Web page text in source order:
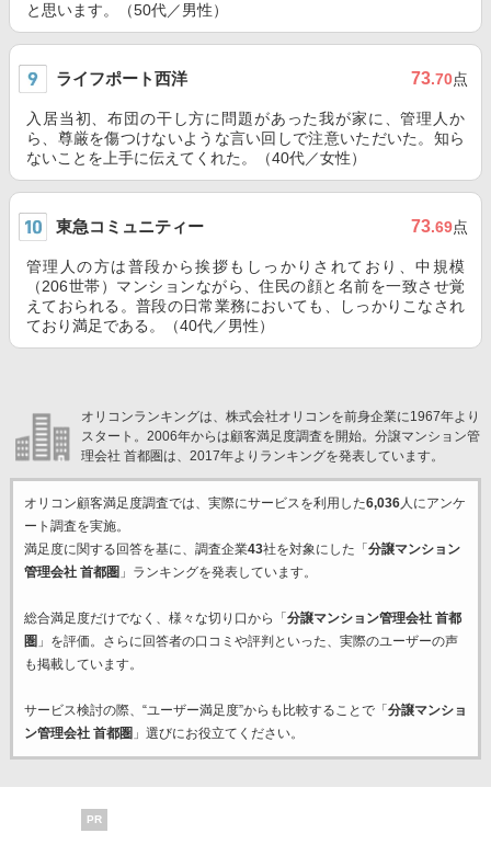
と思います。（50代／男性）
ライフポート西洋 73.70点
入居当初、布団の干し方に問題があった我が家に、管理人か
ら、尊厳を傷つけないような言い回しで注意いただいた。知ら
ないことを上手に伝えてくれた。（40代／女性）
東急コミュニティー 73.69点
管理人の方は普段から挨拶もしっかりされており、中規模
（206世帯）マンションながら、住民の顔と名前を一致させ覚
えておられる。普段の日常業務においても、しっかりこなされ
ており満足である。（40代／男性）
オリコンランキングは、株式会社オリコンを前身企業に1967年より
スタート。2006年からは顧客満足度調査を開始。分譲マンション管
理会社 首都圏は、2017年よりランキングを発表しています。
オリコン顧客満足度調査では、実際にサービスを利用した6,036人にアンケ
ート調査を実施。
満足度に関する回答を基に、調査企業43社を対象にした「 分譲マンション
管理会社 首都圏 」ランキングを発表しています。
総合満足度だけでなく、様々な切り口から「 分譲マンション管理会社 首都
圏 」を評価。さらに回答者の口コミや評判といった、実際のユーザーの声
も掲載しています。
サービス検討の際、“ユーザー満足度”からも比較することで「 分譲マンショ
ン管理会社 首都圏 」選びにお役立てください。
PR